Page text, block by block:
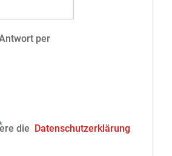
per
die Datenschutzerklärung